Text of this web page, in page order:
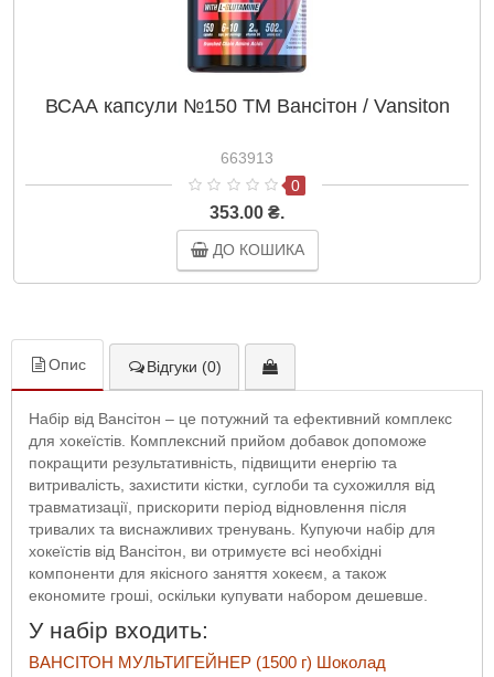
ВСАА капсули №150 ТМ Вансітон / Vansiton
663913
0
353.00 ₴.
ДО КОШИКА
Опис Відгуки (0)
Набір від Вансітон – це потужний та ефективний комплекс
для хокеїстів. Комплексний прийом добавок допоможе
покращити результативність, підвищити енергію та
витривалість, захистити кістки, суглоби та сухожилля від
травматизації, прискорити період відновлення після
тривалих та виснажливих тренувань. Купуючи набір для
хокеїстів від Вансітон, ви отримуєте всі необхідні
компоненти для якісного заняття хокеєм, а також
економите гроші, оскільки купувати набором дешевше.
У набір входить:
ВАНСІТОН МУЛЬТИГЕЙНЕР (1500 г) Шоколад